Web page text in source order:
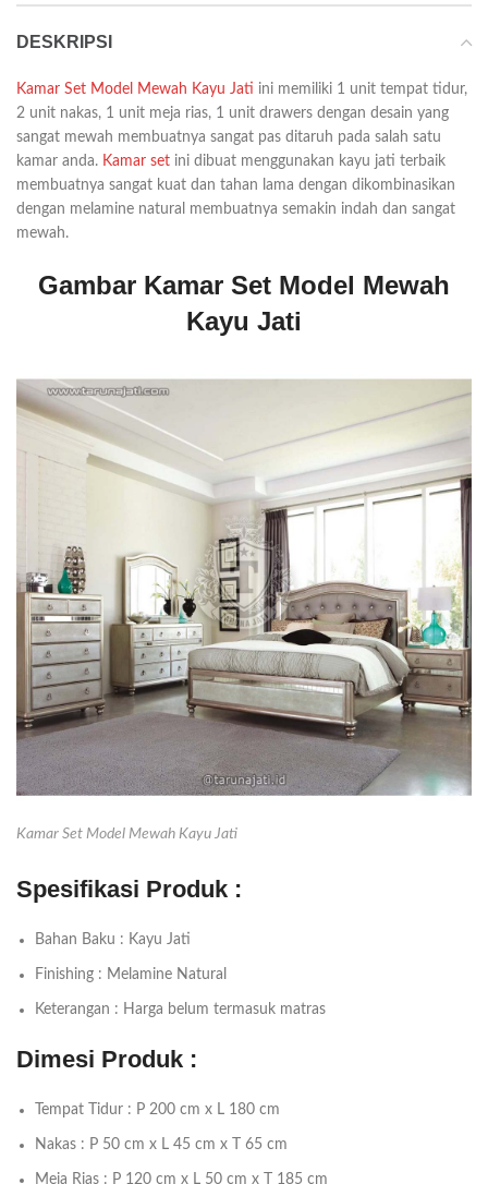
DESKRIPSI
Kamar Set Model Mewah Kayu Jati ini memiliki 1 unit tempat tidur,
2 unit nakas, 1 unit meja rias, 1 unit drawers dengan desain yang
sangat mewah membuatnya sangat pas ditaruh pada salah satu
kamar anda. Kamar set ini dibuat menggunakan kayu jati terbaik
membuatnya sangat kuat dan tahan lama dengan dikombinasikan
dengan melamine natural membuatnya semakin indah dan sangat
mewah.
Gambar Kamar Set Model Mewah
Kayu Jati
Kamar Set Model Mewah Kayu Jati
Spesifikasi Produk :
Bahan Baku : Kayu Jati
Finishing : Melamine Natural
Keterangan : Harga belum termasuk matras
Dimesi Produk :
Tempat Tidur : P 200 cm x L 180 cm
Nakas : P 50 cm x L 45 cm x T 65 cm
Meja Rias : P 120 cm x L 50 cm x T 185 cm